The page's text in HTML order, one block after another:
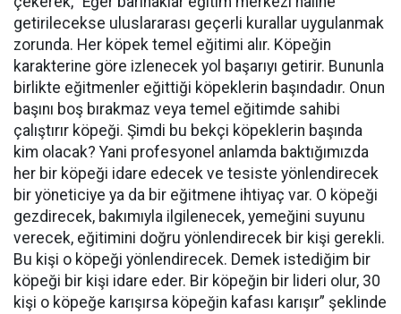
getirilecekse uluslararası geçerli kurallar uygulanmak
zorunda. Her köpek temel eğitimi alır. Köpeğin
karakterine göre izlenecek yol başarıyı getirir. Bununla
birlikte eğitmenler eğittiği köpeklerin başındadır. Onun
başını boş bırakmaz veya temel eğitimde sahibi
çalıştırır köpeği. Şimdi bu bekçi köpeklerin başında
kim olacak? Yani profesyonel anlamda baktığımızda
her bir köpeği idare edecek ve tesiste yönlendirecek
bir yöneticiye ya da bir eğitmene ihtiyaç var. O köpeği
gezdirecek, bakımıyla ilgilenecek, yemeğini suyunu
verecek, eğitimini doğru yönlendirecek bir kişi gerekli.
Bu kişi o köpeği yönlendirecek. Demek istediğim bir
köpeği bir kişi idare eder. Bir köpeğin bir lideri olur, 30
kişi o köpeğe karışırsa köpeğin kafası karışır” şeklinde